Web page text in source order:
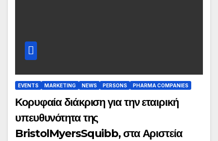
EVENTS MARKETING NEWS PERSONS PHARMA COMPANIES
Κορυφαία διάκριση για την εταιρική
υπευθυνότητα της
BristolMyersSquibb, στα Αριστεία